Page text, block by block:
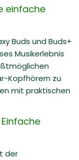
einfache
Buds und Buds+
Musikerlebnis
Kopfhörern zu
mit praktischen
der